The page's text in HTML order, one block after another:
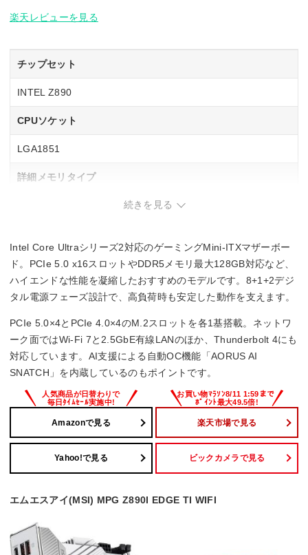
楽天レビューを見る
チップセット
INTEL Z890
CPUソケット
LGA1851
詳細メモリタイプ
2
続きを見る
Intel Core Ultraシリーズ2対応のゲーミングMini-ITXマザーボー
ド。PCIe 5.0 x16スロットやDDR5メモリ最大128GB対応など、
ハイエンドな性能を凝縮したおすすめのモデルです。8+1+2デジ
タル電源フェーズ設計で、高負荷時も安定した動作を支えます。
PCIe 5.0×4とPCIe 4.0×4のM.2スロットを各1基搭載。ネットワ
ーク面ではWi-Fi 7と2.5GbE有線LANのほか、Thunderbolt 4にも
対応しています。AI支援による自動OC機能「AORUS AI
SNATCH」を内蔵しているのもポイントです。
Amazonで見る 楽天市場で見る
Yahoo!で見る ビックカメラで見る
エムエスアイ(MSI) MPG Z890I EDGE TI WIFI